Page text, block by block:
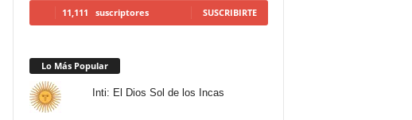
11,111 suscriptores SUSCRIBIRTE
Lo Más Popular
Inti: El Dios Sol de los Incas